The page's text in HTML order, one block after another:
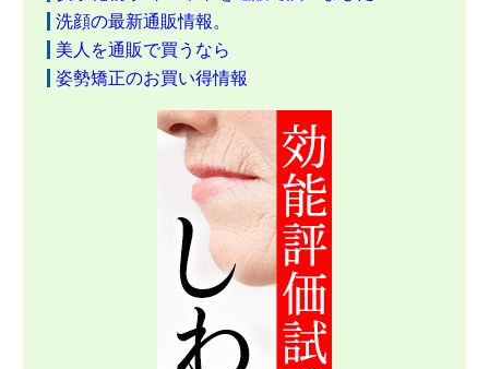
洗顔の最新通販情報。
美人を通販で買うなら
姿勢矯正のお買い得情報